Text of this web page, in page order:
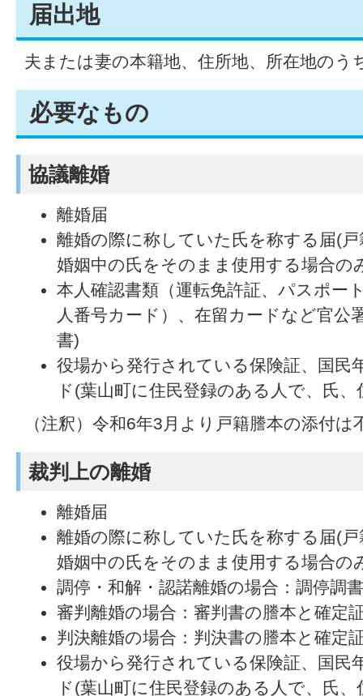
届出地
夫または妻の本籍地、住所地、所在地のう
必要なもの
協議離婚
離婚届
離婚の際に称していた氏を称する届(
婚姻中の氏をそのまま使用する場合の
本人確認書類（運転免許証、パスポー
人番号カード）、在留カードなど官公
書)
役場から発行されている保険証、国民
ド(葉山町に住民登録のある人で、氏
（注釈）令和6年3月より戸籍謄本の添付
裁判上の離婚
離婚届
離婚の際に称していた氏を称する届(
婚姻中の氏をそのまま使用する場合の
調停・和解・認諾離婚の場合：調停調
審判離婚の場合：審判書の謄本と確定
判決離婚の場合：判決書の謄本と確定
役場から発行されている保険証、国民
ド(葉山町に住民登録のある人で、氏